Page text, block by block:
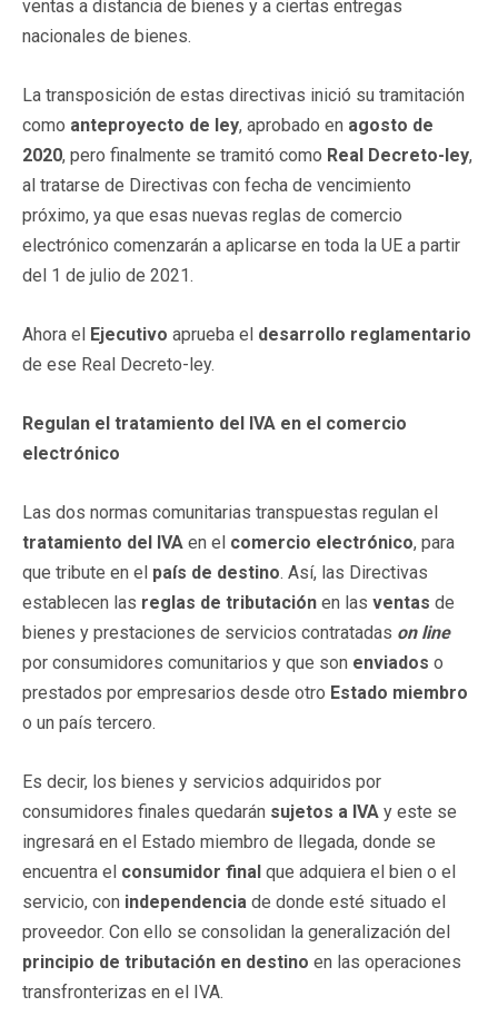
ventas a distancia de bienes y a ciertas entregas
nacionales de bienes.
La transposición de estas directivas inició su tramitación
como anteproyecto de ley, aprobado en agosto de
2020, pero finalmente se tramitó como Real Decreto-ley,
al tratarse de Directivas con fecha de vencimiento
próximo, ya que esas nuevas reglas de comercio
electrónico comenzarán a aplicarse en toda la UE a partir
del 1 de julio de 2021.
Ahora el Ejecutivo aprueba el desarrollo reglamentario
de ese Real Decreto-ley.
Regulan el tratamiento del IVA en el comercio
electrónico
Las dos normas comunitarias transpuestas regulan el
tratamiento del IVA en el comercio electrónico, para
que tribute en el país de destino. Así, las Directivas
establecen las reglas de tributación en las ventas de
bienes y prestaciones de servicios contratadas on line
por consumidores comunitarios y que son enviados o
prestados por empresarios desde otro Estado miembro
o un país tercero.
Es decir, los bienes y servicios adquiridos por
consumidores finales quedarán sujetos a IVA y este se
ingresará en el Estado miembro de llegada, donde se
encuentra el consumidor final que adquiera el bien o el
servicio, con independencia de donde esté situado el
proveedor. Con ello se consolidan la generalización del
principio de tributación en destino en las operaciones
transfronterizas en el IVA.